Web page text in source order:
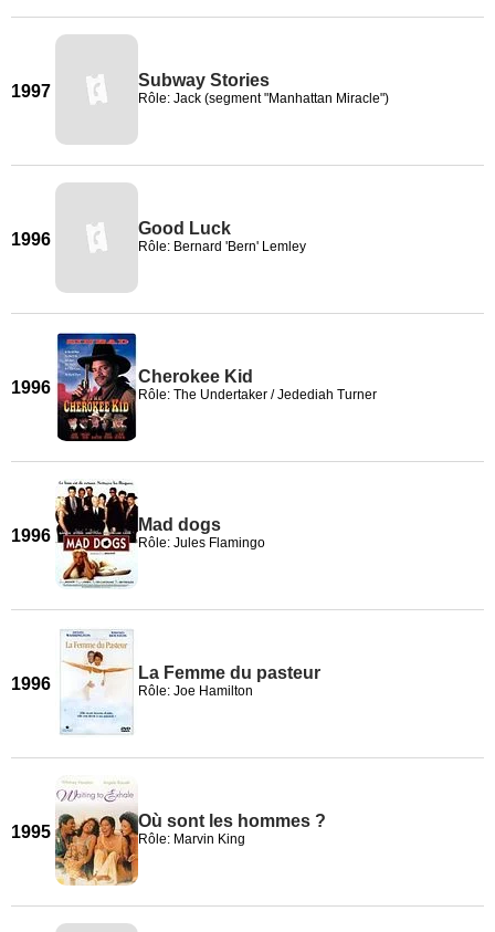
1997
Subway Stories
Rôle: Jack (segment "Manhattan Miracle")
1996
Good Luck
Rôle: Bernard 'Bern' Lemley
1996
Cherokee Kid
Rôle: The Undertaker / Jedediah Turner
1996
Mad dogs
Rôle: Jules Flamingo
1996
La Femme du pasteur
Rôle: Joe Hamilton
1995
Où sont les hommes ?
Rôle: Marvin King